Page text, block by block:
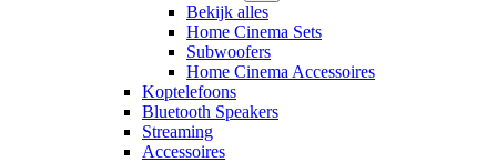
Bekijk alles
Home Cinema Sets
Subwoofers
Home Cinema Accessoires
Koptelefoons
Bluetooth Speakers
Streaming
Accessoires